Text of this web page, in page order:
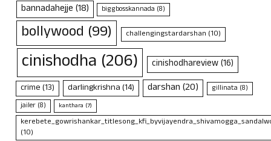
bannadahejje(18) biggbosskannada (8)
bollywood (99) challengingstardarshan (10)
cinishodha (206) cinishodhareview(16)
crime(13) darlingkrishna(14) darshan(20) gillinata (8)
jailer (8) kanthara (7)
(10)